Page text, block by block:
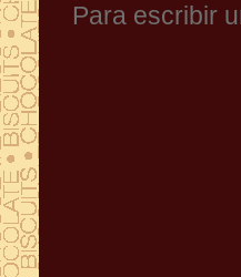
Para escribir